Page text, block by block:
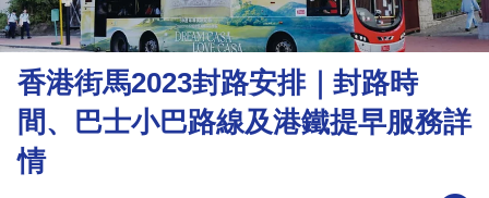
市
理
財
商
香港街馬2023封路安排｜封路時
間、巴士小巴路線及港鐵提早服務詳
情